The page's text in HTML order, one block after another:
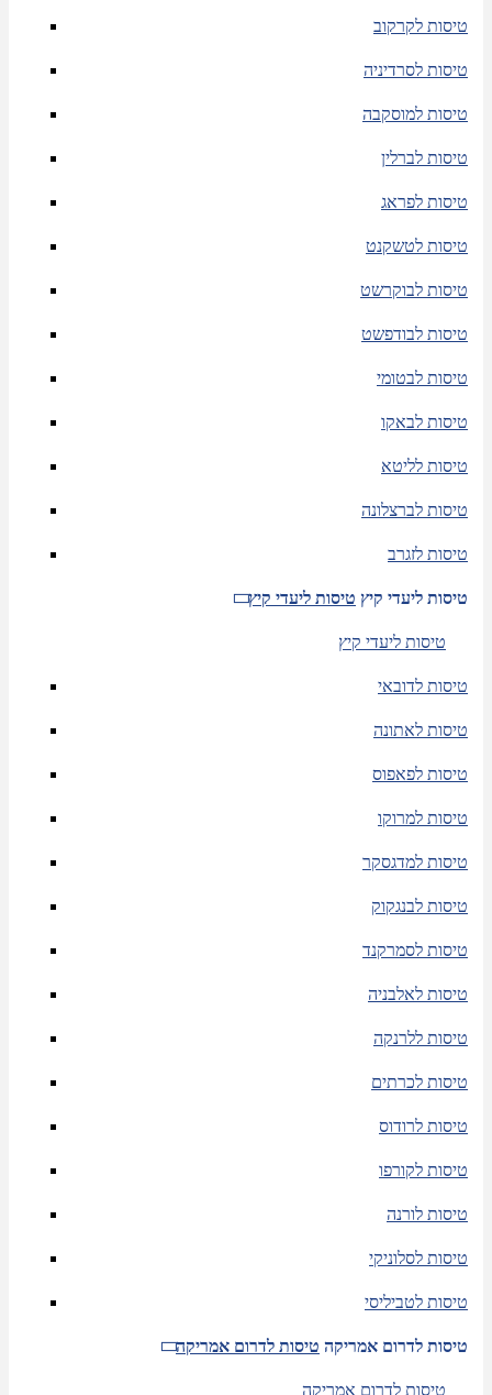
טיסות לקרקוב
טיסות לסרדיניה
טיסות למוסקבה
טיסות לברלין
טיסות לפראג
טיסות לטשקנט
טיסות לבוקרשט
טיסות לבודפשט
טיסות לבטומי
טיסות לבאקו
טיסות לליטא
טיסות לברצלונה
טיסות לזגרב
טיסות ליעדי קיץ טיסות ליעדי קיץ
טיסות ליעדי קיץ
טיסות לדובאי
טיסות לאתונה
טיסות לפאפוס
טיסות למרוקו
טיסות למדגסקר
טיסות לבנגקוק
טיסות לסמרקנד
טיסות לאלבניה
טיסות ללרנקה
טיסות לכרתים
טיסות לרודוס
טיסות לקורפו
טיסות לורנה
טיסות לסלוניקי
טיסות לטביליסי
טיסות לדרום אמריקה טיסות לדרום אמריקה
טיסות לדרום אמריקה